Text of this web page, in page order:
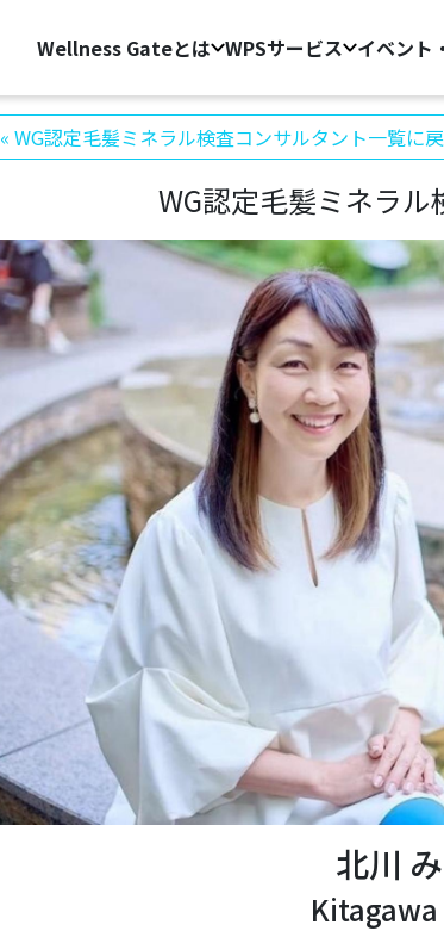
Wellness Gateとは WPSサービス イベント
« WG認定毛髪ミネラル検査コンサルタント一覧に
WG認定毛髪ミネラ
北川